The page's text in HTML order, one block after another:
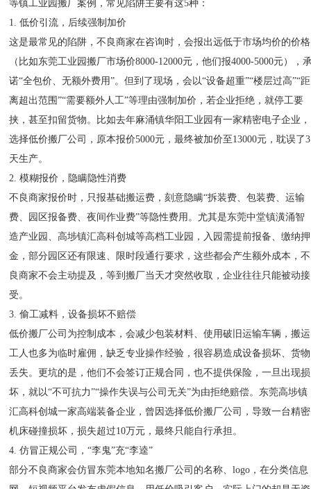
等镇工业园搬厂案例，常见陷阱主要有这5种：
1. 低价引流，后续强制加价
这是最常见的陷阱，不良商家在咨询时，会报出远低于市场均价的价格
（比如东莞工业园搬厂市场价8000-12000元，他们报4000-5000元），
诺“全包价、无额外费用”。但到了现场，会以“设备超重”“楼层过高”“距
离超出范围”“需要额外人工”等理由强制加价，若企业拒绝，就停工要
挟，甚至扣留货物。比如去年麻涌镇华阳工业园有一家精密电子企业，
选择低价搬厂公司，原本报价5000元，最终被加价至13000元，耽误了3
天生产。
2. 模糊报价，隐瞒隐性消费
不良商家报价时，只报基础搬运费，刻意隐瞒“拆装费、包装费、运输
费、园区报备费、夜间作业费”等隐性费用。尤其是东莞中堂镇潢涌智
造产业园、高埗镇汇高科创城等高档工业园，入园需提前报备、缴纳押
金，部分园区还有限速、限时段通行要求，这些都会产生额外成本，不
良商家不会主动提及，等到搬厂当天才突然收取，企业往往只能被动接
受。
3. 偷工减料，设备损坏不赔偿
低价搬厂公司为控制成本，会减少包装材料、使用破旧运输车辆，搬运
工人也多为临时雇佣，缺乏专业操作经验，很容易造成设备损坏、货物
丢失。更坑的是，他们不会签订正规合同，也不提供保险，一旦出现损
坏，就以“不可抗力”“操作失误与公司无关”为由拒绝赔偿。东莞高埗镇
汇高科创城一家高端装备企业，曾因选择低价搬厂公司，导致一台精密
机床碰撞损坏，损失超过10万元，最终只能自行承担。
4. 仿冒正规公司，“李鬼”充“李逵”
部分不良商家会仿冒东莞本地知名搬厂公司的名称、logo，在分类信息